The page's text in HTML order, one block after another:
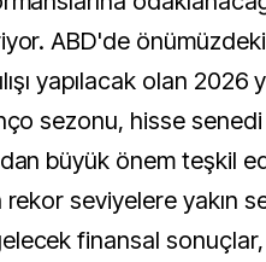
ABD'de
yapılacak olan 2026
sezonu, hisse senedi
büyük önem teşkil
rekor seviyelere yakın
finansal